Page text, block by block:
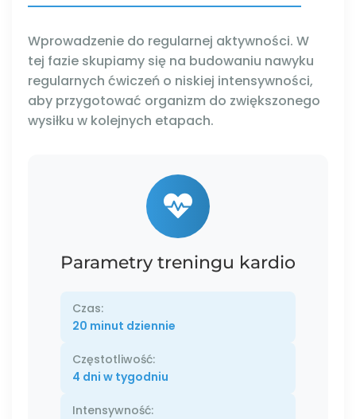
Wprowadzenie do regularnej aktywności. W
tej fazie skupiamy się na budowaniu nawyku
regularnych ćwiczeń o niskiej intensywności,
aby przygotować organizm do zwiększonego
wysiłku w kolejnych etapach.
Parametry treningu kardio
Czas:
20 minut dziennie
Częstotliwość:
4 dni w tygodniu
Intensywność: